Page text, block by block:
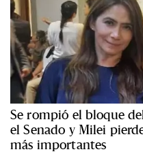
Se rompió el bloque
el Senado y Milei
más importantes